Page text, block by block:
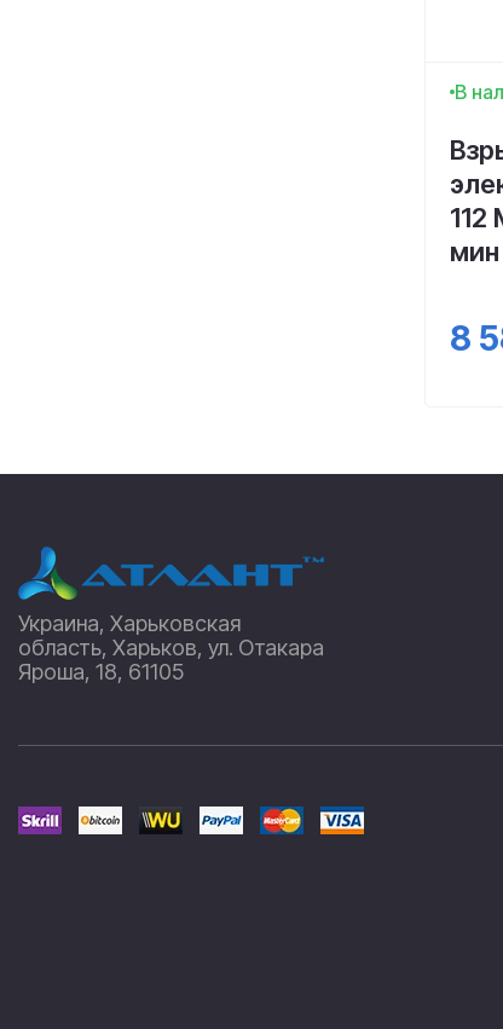
В
112
мин
8
Украина, Харьковская
область, Харьков, ул. Отакара
Яроша, 18, 61105